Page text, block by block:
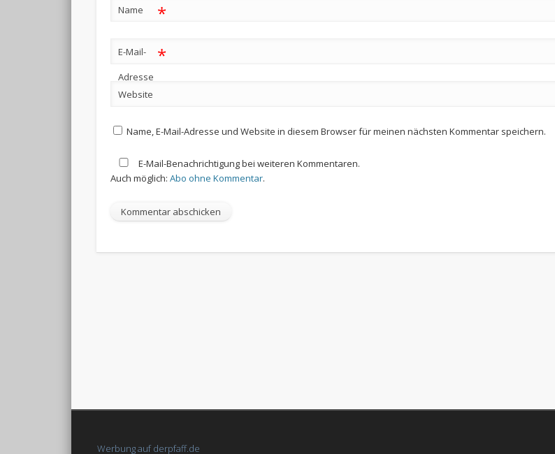
Name *
E-Mail-
Adresse
*
Website
Name, E-Mail-Adresse und Website in diesem Browser für meinen nächsten Kommentar speichern.
E-Mail-Benachrichtigung bei weiteren Kommentaren.
Auch möglich:Abo ohne Kommentar.
Werbung auf derpfaff.de